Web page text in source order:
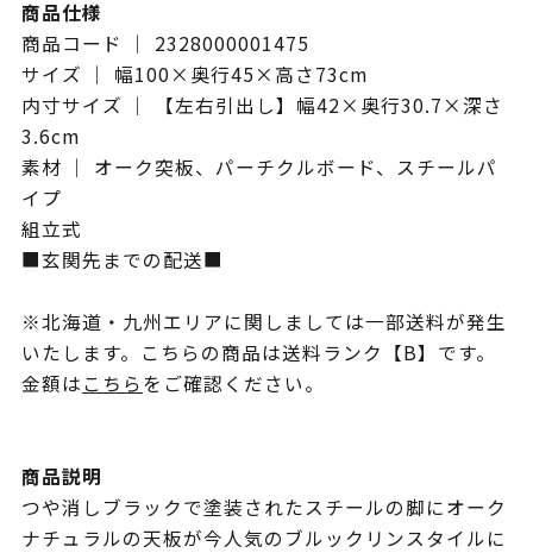
商品仕様
商品コード ｜ 2328000001475
サイズ ｜ 幅100×奥行45×高さ73cm
内寸サイズ ｜ 【左右引出し】幅42×奥行30.7×深さ
3.6cm
素材 ｜ オーク突板、パーチクルボード、スチールパ
イプ
組立式
■玄関先までの配送■
※北海道・九州エリアに関しましては一部送料が発生
いたします。こちらの商品は送料ランク【B】です。
金額はこちらをご確認ください。
商品説明
つや消しブラックで塗装されたスチールの脚にオーク
ナチュラルの天板が今人気のブルックリンスタイルに